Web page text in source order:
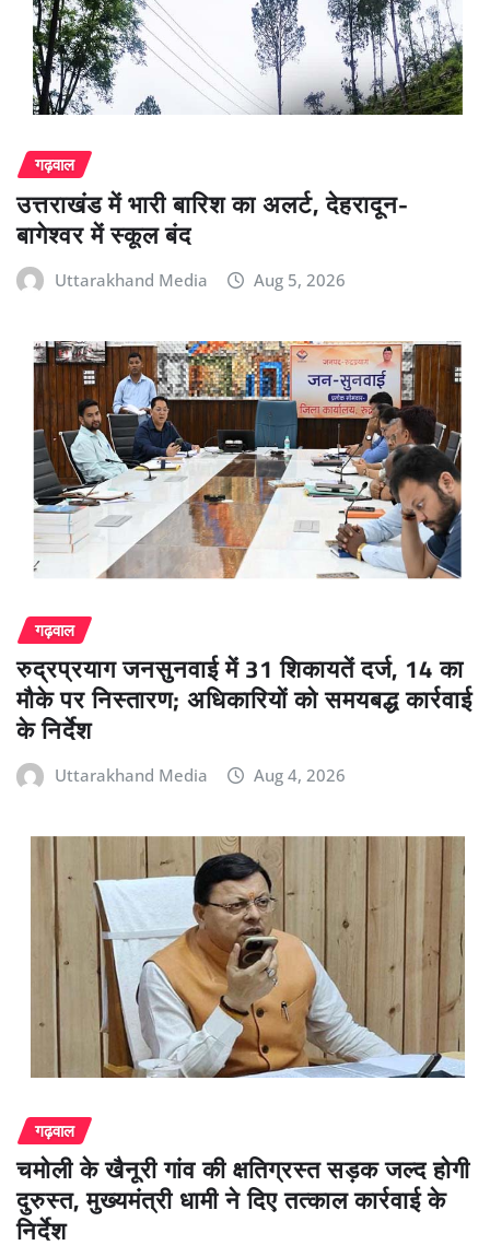
गढ़वाल
उत्तराखंड में भारी बारिश का अलर्ट, देहरादून-
बागेश्वर में स्कूल बंद
Uttarakhand Media Aug 5, 2026
गढ़वाल
रुद्रप्रयाग जनसुनवाई में 31 शिकायतें दर्ज, 14 का
मौके पर निस्तारण; अधिकारियों को समयबद्ध कार्रवाई
के निर्देश
Uttarakhand Media Aug 4, 2026
गढ़वाल
चमोली के खैनूरी गांव की क्षतिग्रस्त सड़क जल्द होगी
दुरुस्त, मुख्यमंत्री धामी ने दिए तत्काल कार्रवाई के
निर्देश